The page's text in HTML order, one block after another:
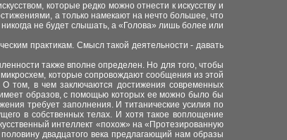
которые редко можно отнести к искусству и
а только намекают на нечто большее, что
не будет слышать, а «Голова» лишь более или
практикам. Смысл такой деятельности - давать
также вполне определен. Но для того, чтобы
которые сопровождают сообщения из этой
О том, в чем заключаются достижения современных
имеет образов, с помощью которых ее можно было бы
требует заполнения. И титанические усилия по
в собственных телах. И хотя такое воплощение
интеллект «похож» на «Протезированную
двадцатого века предлагающий нам образы